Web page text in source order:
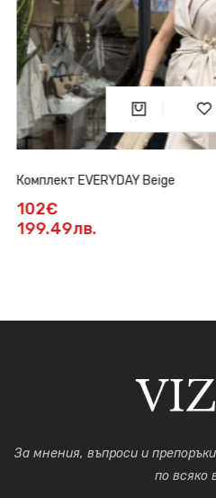
Комплект EVERYDAY Beige
102€
199.49лв.
За мнения, въпроси и
по всяко